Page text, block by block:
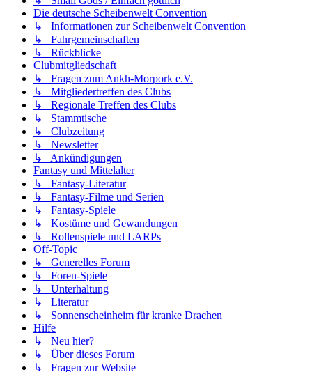
Die deutsche Scheibenwelt Convention
↳ Informationen zur Scheibenwelt Convention
↳ Fahrgemeinschaften
↳ Rückblicke
Clubmitgliedschaft
↳ Fragen zum Ankh-Morpork e.V.
↳ Mitgliedertreffen des Clubs
↳ Regionale Treffen des Clubs
↳ Stammtische
↳ Clubzeitung
↳ Newsletter
↳ Ankündigungen
Fantasy und Mittelalter
↳ Fantasy-Literatur
↳ Fantasy-Filme und Serien
↳ Fantasy-Spiele
↳ Kostüme und Gewandungen
↳ Rollenspiele und LARPs
Off-Topic
↳ Generelles Forum
↳ Foren-Spiele
↳ Unterhaltung
↳ Literatur
↳ Sonnenscheinheim für kranke Drachen
Hilfe
↳ Neu hier?
↳ Über dieses Forum
↳ Fragen zur Website